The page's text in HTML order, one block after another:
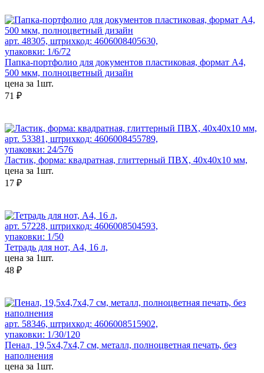
арт. 48305, штрихкод: 4606008405630,
упаковки: 1/6/72
Папка-портфолио для документов пластиковая, формат А4,
500 мкм, полноцветный дизайн
цена за 1шт.
71 ₽
арт. 53381, штрихкод: 4606008455789,
упаковки: 24/576
Ластик, форма: квадратная, глиттерный ПВХ, 40x40x10 мм,
цена за 1шт.
17 ₽
арт. 57228, штрихкод: 4606008504593,
упаковки: 1/50
Тетрадь для нот, А4, 16 л,
цена за 1шт.
48 ₽
арт. 58346, штрихкод: 4606008515902,
упаковки: 1/30/120
Пенал, 19,5x4,7x4,7 см, металл, полноцветная печать, без
наполнения
цена за 1шт.